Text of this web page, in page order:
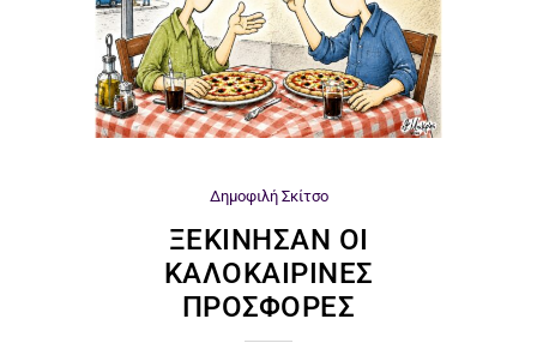
Δημοφιλή Σκίτσο
ΞΕΚΊΝΗΣΑΝ ΟΙ
ΚΑΛΟΚΑΙΡΙΝΈΣ
ΠΡΟΣΦΟΡΈΣ